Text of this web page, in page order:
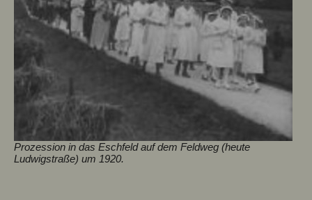
Prozession in das Eschfeld auf dem Feldweg (heute
Ludwigstraße) um 1920.